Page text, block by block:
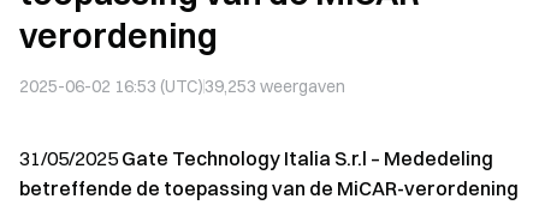
verordening
2025-06-02 16:53 (UTC)39,253 weergaven
31/05/2025 Gate Technology Italia S.r.l – Mededeling
betreffende de toepassing van de MiCAR-verordening